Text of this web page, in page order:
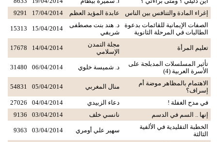
إغراء المادة والتنافس بين الناس
عابدة المؤيد العظم 17/04/2014
9291
الصفات الإيمانية للقائمات بدعوة
الطالبات في المرحلة الثانوية
د. هند بنت مصطفى
شريفي
15/04/2014
15313
تعليم المرأة
مجلة التمدن
الإسلامي
14/04/2014
17678
تأثير المسلسلات المدبلجة على
الأسرة العربية (4)
د. شميسة خلوي 06/04/2014
31480
الاهتمام بالمظاهر موضة أم
إسراف؟
منال المغربي 05/04/2014
54831
في مدح الغفلة ! دعاء الزبيدي 04/04/2014
27026
إنها .. السم في الدسم
نانسي خلف 03/04/2014
9136
الخطبة التقليدية في الألفية
الثالثة
سهير علي أومري 03/04/2014
9363